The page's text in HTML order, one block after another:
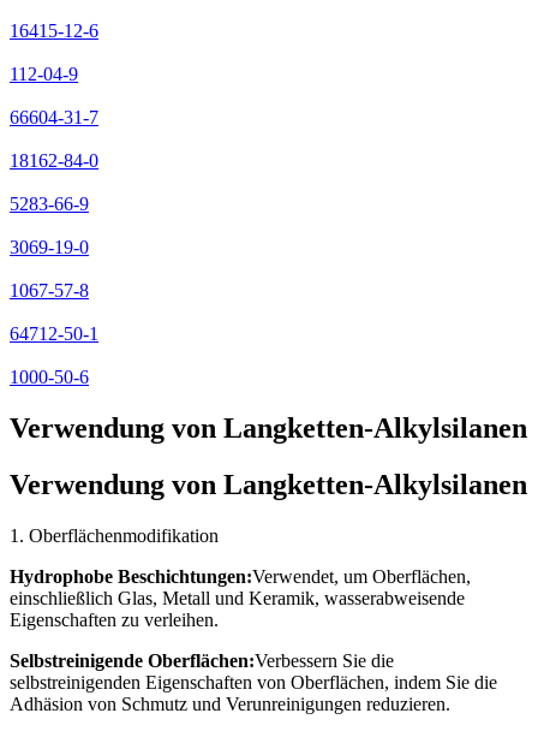
16415-12-6
112-04-9
66604-31-7
18162-84-0
5283-66-9
3069-19-0
1067-57-8
64712-50-1
1000-50-6
Verwendung von Langketten-Alkylsilanen
Verwendung von Langketten-Alkylsilanen
1. Oberflächenmodifikation
Hydrophobe Beschichtungen:Verwendet, um Oberflächen,
einschließlich Glas, Metall und Keramik, wasserabweisende
Eigenschaften zu verleihen.
Selbstreinigende Oberflächen:Verbessern Sie die
selbstreinigenden Eigenschaften von Oberflächen, indem Sie die
Adhäsion von Schmutz und Verunreinigungen reduzieren.